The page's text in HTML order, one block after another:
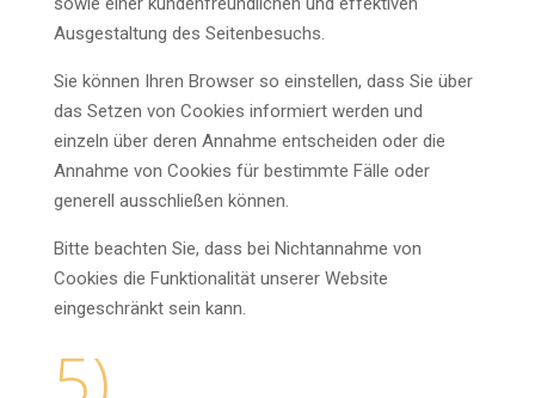
Ausgestaltung des Seitenbesuchs.
Sie können Ihren Browser so einstellen, dass Sie über
das Setzen von Cookies informiert werden und
einzeln über deren Annahme entscheiden oder die
Annahme von Cookies für bestimmte Fälle oder
generell ausschließen können.
Bitte beachten Sie, dass bei Nichtannahme von
Cookies die Funktionalität unserer Website
eingeschränkt sein kann.